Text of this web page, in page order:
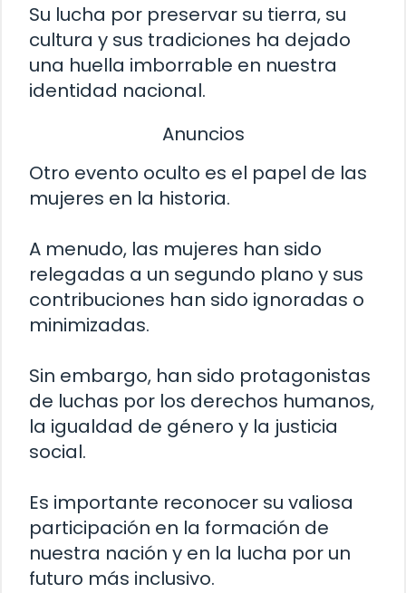
Su lucha por preservar su tierra, su
cultura y sus tradiciones ha dejado
una huella imborrable en nuestra
identidad nacional.
Anuncios
Otro evento oculto es el papel de las
mujeres en la historia.
A menudo, las mujeres han sido
relegadas a un segundo plano y sus
contribuciones han sido ignoradas o
minimizadas.
Sin embargo, han sido protagonistas
de luchas por los derechos humanos,
la igualdad de género y la justicia
social.
Es importante reconocer su valiosa
participación en la formación de
nuestra nación y en la lucha por un
futuro más inclusivo.